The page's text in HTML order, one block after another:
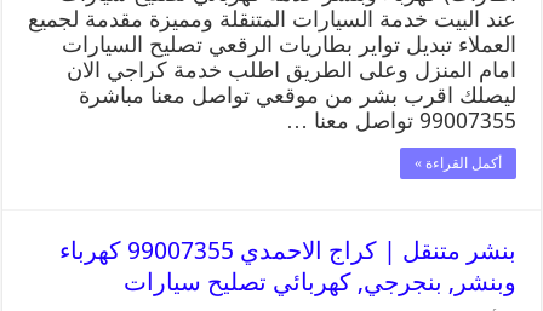
عند البيت خدمة السيارات المتنقلة ومميزة مقدمة لجميع
العملاء تبديل تواير بطاريات الرقعي تصليح السيارات
امام المنزل وعلى الطريق اطلب خدمة كراجي الان
ليصلك اقرب بشر من موقعي تواصل معنا مباشرة
99007355 تواصل معنا …
أكمل القراءة »
بنشر متنقل | كراج الاحمدي 99007355 كهرباء
وبنشر, بنجرجي, كهربائي تصليح سيارات